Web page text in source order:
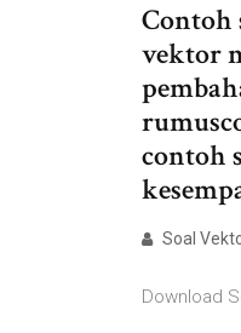
Contoh
vektor
contoh
Soal
Download